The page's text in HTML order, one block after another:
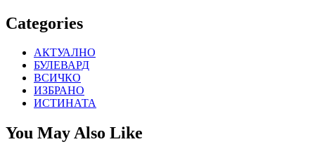
Categories
АКТУАЛНО
БУЛЕВАРД
ВСИЧКО
ИЗБРАНО
ИСТИНАТА
You May Also Like